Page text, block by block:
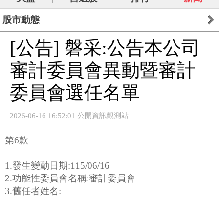
股市動態
[公告] 磐采:公告本公司
審計委員會異動暨審計
委員會選任名單
2026-06-16 16:52:01 公開資訊觀測站
第6款
1.發生變動日期:115/06/16
2.功能性委員會名稱:審計委員會
3.舊任者姓名: